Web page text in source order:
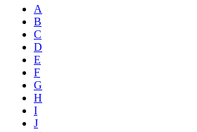
A
B
C
D
E
F
G
H
I
J